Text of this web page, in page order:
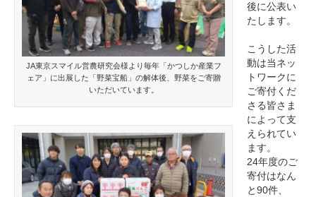
JA東京スマイル営農研究会様より毎年「かつしか産業フ
ェア」に出展した「野菜宝船」の解体後、野菜をご寄贈
いただいています。
後に公表い
たします。
こうした活
動は当ネッ
トワークに
ご寄付くだ
さる皆さま
によって支
えられてい
ます。
24年度のご
寄付はなん
と90件、